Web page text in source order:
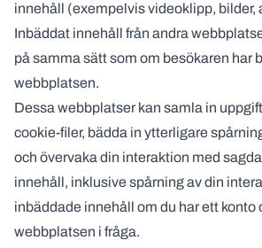
innehåll (exempelvis videoklipp, bilder,
Inbäddat innehåll från andra
på samma sätt som om besökaren har
webbplatsen.
Dessa webbplatser kan samla in
cookie-filer, bädda in ytterligare
och övervaka din interaktion med
innehåll, inklusive spårning av din
inbäddade innehåll om du har ett konto
webbplatsen i fråga.